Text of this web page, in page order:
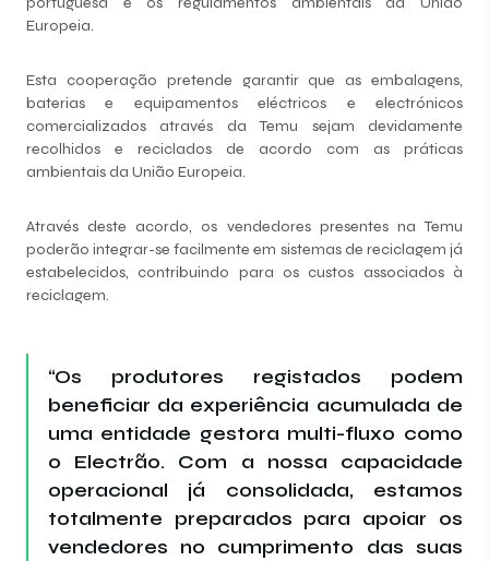
Europeia.
Esta cooperação pretende garantir que as embalagens,
baterias e equipamentos eléctricos e electrónicos
comercializados através da Temu sejam devidamente
recolhidos e reciclados de acordo com as práticas
ambientais da União Europeia.
Através deste acordo, os vendedores presentes na Temu
poderão integrar-se facilmente em sistemas de reciclagem já
estabelecidos, contribuindo para os custos associados à
reciclagem.
“Os produtores registados podem
beneficiar da experiência acumulada de
uma entidade gestora multi-fluxo como
o Electrão. Com a nossa capacidade
operacional já consolidada, estamos
totalmente preparados para apoiar os
vendedores no cumprimento das suas